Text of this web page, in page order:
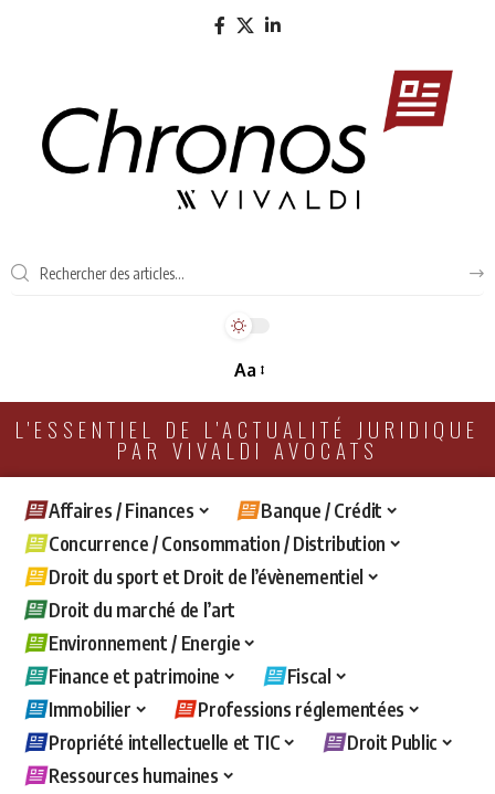
Aa
L'ESSENTIEL DE L'ACTUALITÉ JURIDIQUE
PAR VIVALDI AVOCATS
Affaires / Finances
Banque / Crédit
Concurrence / Consommation / Distribution
Droit du sport et Droit de l’évènementiel
Droit du marché de l’art
Environnement / Energie
Finance et patrimoine
Fiscal
Immobilier
Professions réglementées
Propriété intellectuelle et TIC
Droit Public
Ressources humaines